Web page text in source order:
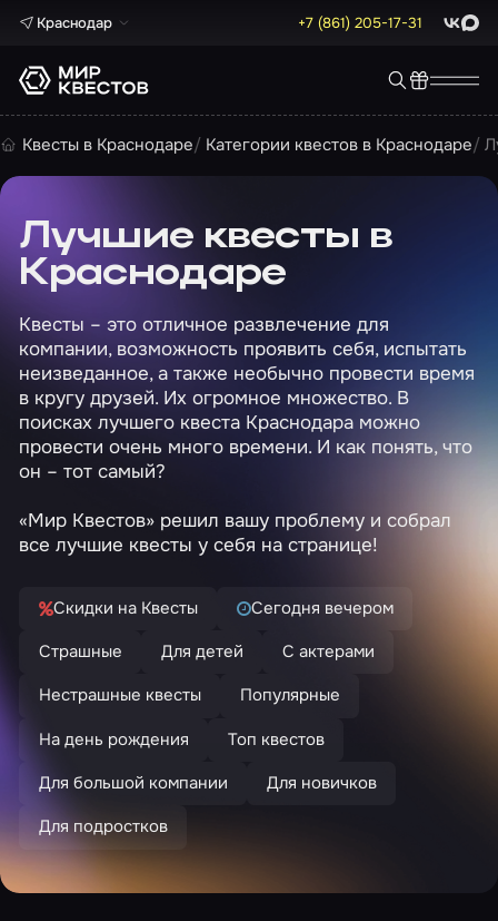
Краснодар +7 (861) 205-17-31 Max
Квесты в Краснодаре Категории квестов в Краснодаре
Лучшие квесты в
Краснодаре
Квесты – это отличное развлечение для
компании, возможность проявить себя, испытать
неизведанное, а также необычно провести время
в кругу друзей. Их огромное множество. В
поисках лучшего квеста Краснодара можно
провести очень много времени. И как понять, что
он – тот самый?
«Мир Квестов» решил вашу проблему и собрал
все лучшие квесты у себя на странице!
Скидки на Квесты
Сегодня вечером
Страшные
Для детей
С актерами
Нестрашные квесты
Популярные
На день рождения
Топ квестов
Для большой компании
Для новичков
Для подростков